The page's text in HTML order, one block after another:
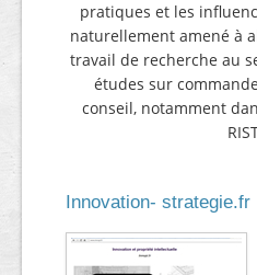
pratiques et les
naturellement amené à
travail de recherche au
études sur
conseil, notamment
Innovation- strategie.fr